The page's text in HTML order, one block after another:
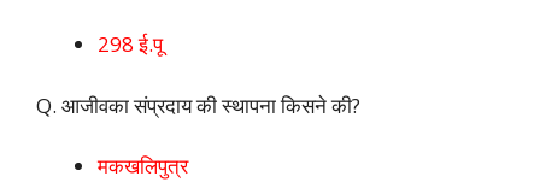
298 ई.पू
Q. आजीवका संप्रदाय की स्थापना किसने की?
मकखलिपुत्र